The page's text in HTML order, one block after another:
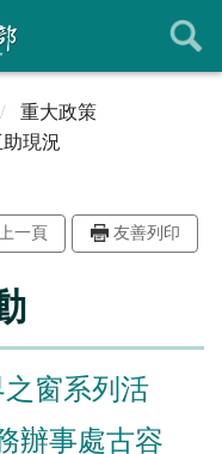
重大政策
現況
一頁 友善列印
之窗系列活
辦事處古容